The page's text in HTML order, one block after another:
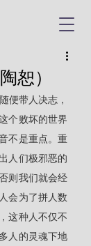
恕）
个败坏的世界
不是重点。重
人们极邪恶的
则我们就会经
会为了拼人数
这种人不仅不
人的灵魂下地